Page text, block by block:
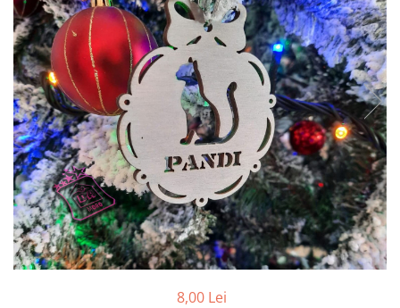
Ceasuri
Ceasuri cu rama foto
Ceasuri meserii
Ceasuri logo
Ceasuri de perete animalute
Ceasuri decorative
Ceasuri evenimente
Ceasuri gravate
Ceasuri hobby
Ceasuri mașini
Ceasuri moto
Brelocuri personalizate
8,00 Lei